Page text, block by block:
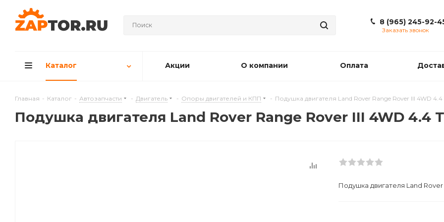
8 (965) 245-92-
Заказать звонок
Каталог Акции О компании Оплата
Главная - Каталог - Автозапчасти - Двигатель - Опоры двигателей и КПП - Подушкa двигателя Land Rover Range Rover III 4WD 4.4
Подушкa двигателя Land Rover Range Rover III 4WD 4.4
Подушкa двигателя Land Rover